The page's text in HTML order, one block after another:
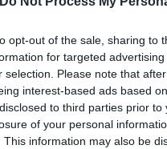
opt-out of the sale, sharing to
for targeted
selection. Please note that
interest-based ads based
to third parties prior
of your personal
This information may also be
απειλείται από
τις ζωές όσων
media, ψηφιακή
φυσική, είναι